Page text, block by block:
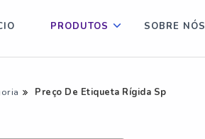
PRODUTOS SOBRE NÓS
Preço De Etiqueta Rígida Sp